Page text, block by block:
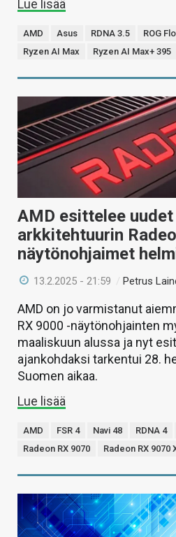
Lue lisää
AMD Asus RDNA 3.5 ROG
Ryzen AI Max
Ryzen AI Max+ 395
AMD esittelee uudet
arkkitehtuurin
näytönohjaimet
13.2.2025 - 21:59 / Petrus
AMD on jo varmistanut
RX 9000 -näytönohjainten
maaliskuun alussa ja nyt
ajankohdaksi tarkentui 28.
Suomen aikaa.
Lue lisää
AMD FSR 4 Navi 48 RDNA 4
Radeon RX 9070
Radeon RX 9070